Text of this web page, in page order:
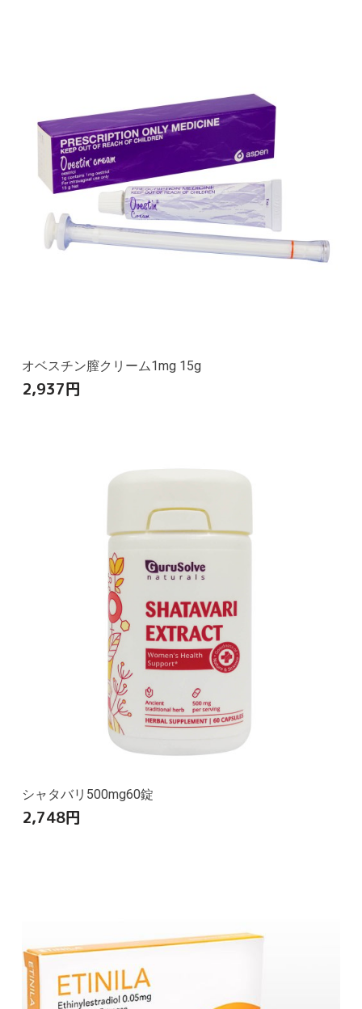
オベスチン膣クリーム1mg 15g
2,937円
シャタバリ500mg60錠
2,748円